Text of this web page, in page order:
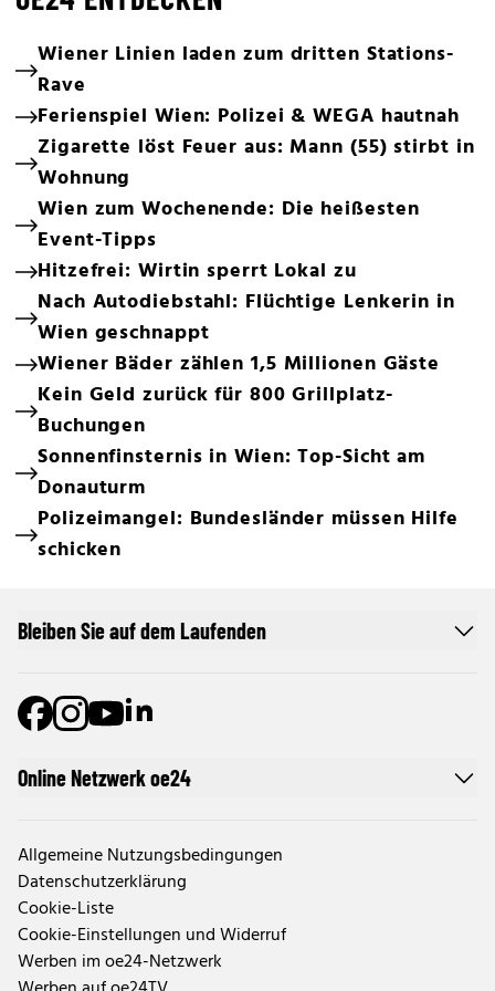
Wiener Linien laden zum dritten Stations-
Rave
Ferienspiel Wien: Polizei & WEGA hautnah
Zigarette löst Feuer aus: Mann (55) stirbt in
Wohnung
Wien zum Wochenende: Die heißesten
Event-Tipps
Hitzefrei: Wirtin sperrt Lokal zu
Nach Autodiebstahl: Flüchtige Lenkerin in
Wien geschnappt
Wiener Bäder zählen 1,5 Millionen Gäste
Kein Geld zurück für 800 Grillplatz-
Buchungen
Sonnenfinsternis in Wien: Top-Sicht am
Donauturm
Polizeimangel: Bundesländer müssen Hilfe
schicken
Online Netzwerk oe24
Allgemeine Nutzungsbedingungen
Datenschutzerklärung
Cookie-Liste
Cookie-Einstellungen und Widerruf
Werben im oe24-Netzwerk
Bleiben Sie auf dem Laufenden